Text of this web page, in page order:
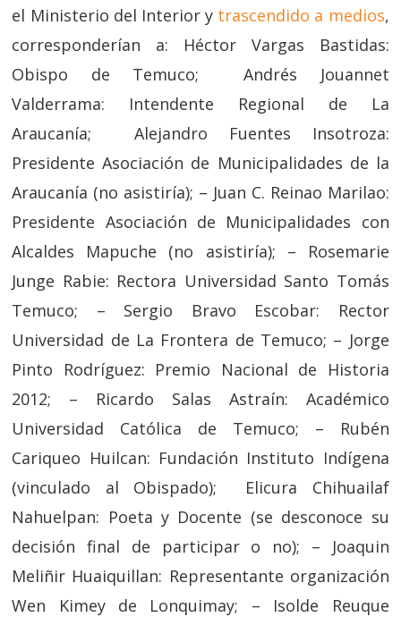
el Ministerio del Interior y trascendido a medios,
corresponderían a: Héctor Vargas Bastidas:
Obispo de Temuco; Andrés Jouannet
Valderrama: Intendente Regional de La
Araucanía; Alejandro Fuentes Insotroza:
Presidente Asociación de Municipalidades de la
Araucanía (no asistiría); – Juan C. Reinao Marilao:
Presidente Asociación de Municipalidades con
Alcaldes Mapuche (no asistiría); – Rosemarie
Junge Rabie: Rectora Universidad Santo Tomás
Temuco; – Sergio Bravo Escobar: Rector
Universidad de La Frontera de Temuco; – Jorge
Pinto Rodríguez: Premio Nacional de Historia
2012; – Ricardo Salas Astraín: Académico
Universidad Católica de Temuco; – Rubén
Cariqueo Huilcan: Fundación Instituto Indígena
(vinculado al Obispado); Elicura Chihuailaf
Nahuelpan: Poeta y Docente (se desconoce su
decisión final de participar o no); – Joaquin
Meliñir Huaiquillan: Representante organización
Wen Kimey de Lonquimay; – Isolde Reuque